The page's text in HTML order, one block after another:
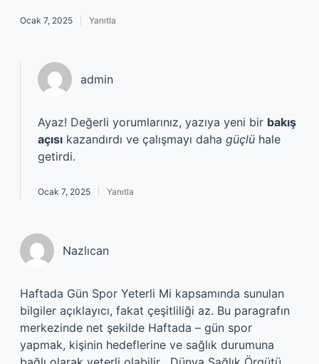
Ocak 7, 2025 Yanıtla
admin
Ayaz! Değerli yorumlarınız, yazıya yeni bir bakış
açısı kazandırdı ve çalışmayı daha güçlü hale
getirdi.
Ocak 7, 2025 Yanıtla
Nazlıcan
Haftada Gün Spor Yeterli Mi kapsamında sunulan
bilgiler açıklayıcı, fakat çeşitliliği az. Bu paragrafın
merkezinde net şekilde Haftada – gün spor
yapmak, kişinin hedeflerine ve sağlık durumuna